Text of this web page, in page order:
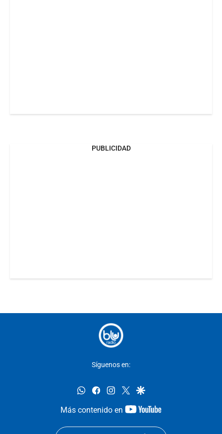
PUBLICIDAD
Síguenos en:
whatsappfacebookinstagram
twittergoogle
Más contenido en
youtube-